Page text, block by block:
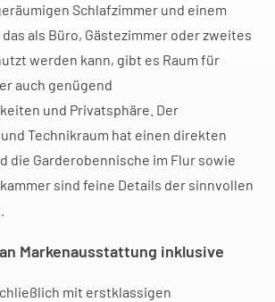
Schlafzimmer und einem
als Büro, Gästezimmer oder zweites
werden kann, gibt es Raum für
auch genügend
und Privatsphäre. Der
Technikraum hat einen direkten
die Garderobennische im Flur sowie
sind feine Details der sinnvollen
Markenausstattung inklusive
mit erstklassigen